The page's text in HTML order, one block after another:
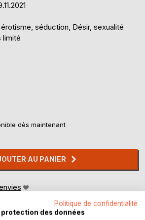
séduction, Désir, sexualité
limité
dès maintenant
AU PANIER
Politique de confidentialité
des données